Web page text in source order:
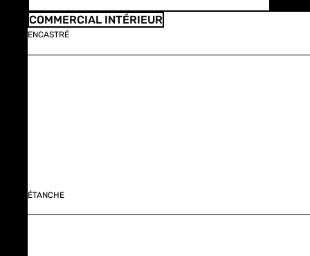
COMMERCIAL INTÉRIEUR
ENCASTRÉ
ÉTANCHE